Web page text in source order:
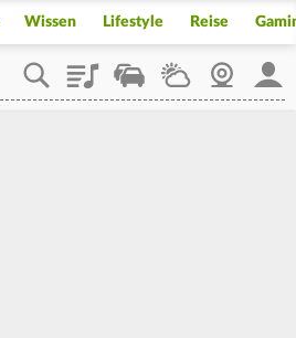
Wissen Lifestyle Reise
PlaylistStaupilotWetterWebcam